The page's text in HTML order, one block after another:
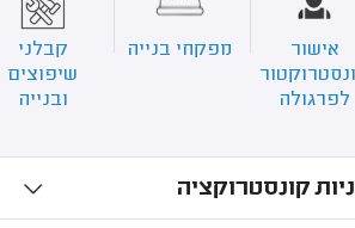
אישור
לפרגולה
מפקחי בנייה
קבלני
שיפוצים
ובנייה
קונסטרוקציה